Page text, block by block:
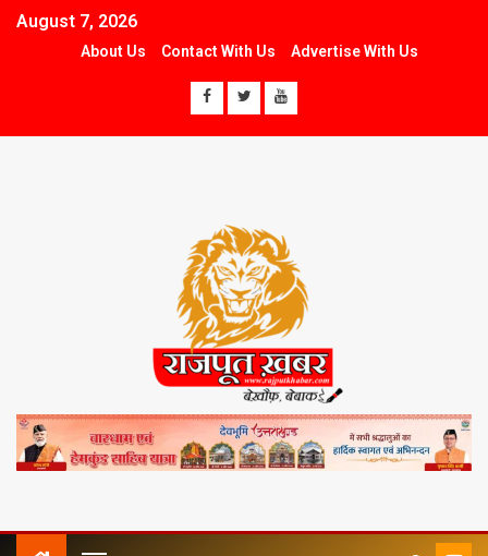
August 7, 2026
About Us Contact With Us Advertise With Us